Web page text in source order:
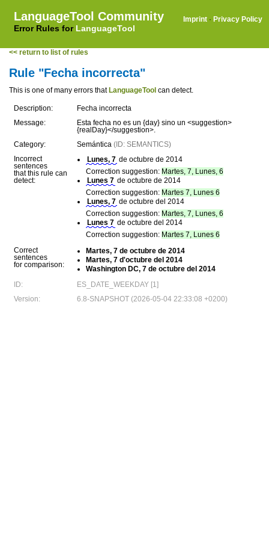
LanguageTool Community
Error Rules for LanguageTool
Imprint · Privacy Policy
<< return to list of rules
Rule "Fecha incorrecta"
This is one of many errors that LanguageTool can detect.
Description:
Fecha incorrecta
Message:
Esta fecha no es un {day} sino un <suggestion>
{realDay}</suggestion>.
Category:
Semántica (ID: SEMANTICS)
Incorrect
sentences
that this rule can
detect:
Lunes, 7 de octubre de 2014
Correction suggestion: Martes, 7, Lunes, 6
Lunes 7 de octubre de 2014
Correction suggestion: Martes 7, Lunes 6
Lunes, 7 de octubre del 2014
Correction suggestion: Martes, 7, Lunes, 6
Lunes 7 de octubre del 2014
Correction suggestion: Martes 7, Lunes 6
Correct
sentences
for comparison:
Martes, 7 de octubre de 2014
Martes, 7 d'octubre del 2014
Washington DC, 7 de octubre del 2014
ID:
ES_DATE_WEEKDAY [1]
Version:
6.8-SNAPSHOT (2026-05-04 22:33:08 +0200)